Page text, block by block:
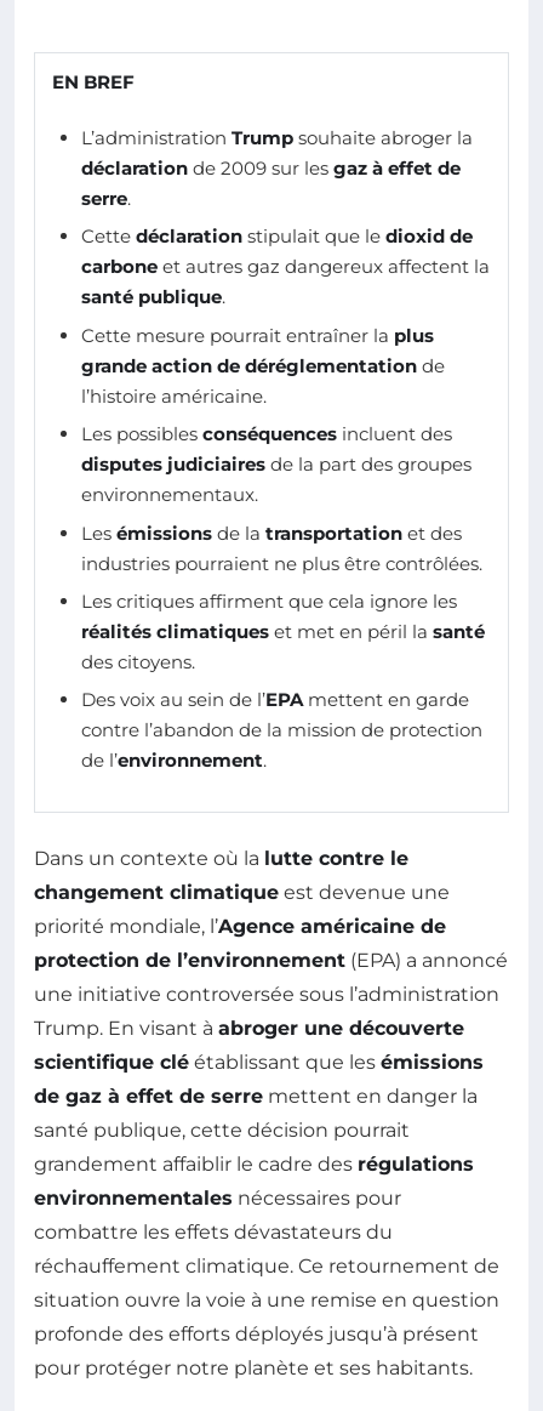
EN BREF
L’administration Trump souhaite abroger la
déclaration de 2009 sur les gaz à effet de
serre.
Cette déclaration stipulait que le dioxid de
carbone et autres gaz dangereux affectent la
santé publique.
Cette mesure pourrait entraîner la plus
grande action de déréglementation de
l’histoire américaine.
Les possibles conséquences incluent des
disputes judiciaires de la part des groupes
environnementaux.
Les émissions de la transportation et des
industries pourraient ne plus être contrôlées.
Les critiques affirment que cela ignore les
réalités climatiques et met en péril la santé
des citoyens.
Des voix au sein de l’EPAmettent en garde
contre l’abandon de la mission de protection
de l’environnement.
Dans un contexte où la lutte contre le
changement climatique est devenue une
priorité mondiale, l’Agence américaine de
protection de l’environnement (EPA) a annoncé
une initiative controversée sous l’administration
Trump. En visant à abroger une découverte
scientifique clé établissant que les émissions
de gaz à effet de serre mettent en danger la
santé publique, cette décision pourrait
grandement affaiblir le cadre des régulations
environnementales nécessaires pour
combattre les effets dévastateurs du
réchauffement climatique. Ce retournement de
situation ouvre la voie à une remise en question
profonde des efforts déployés jusqu’à présent
pour protéger notre planète et ses habitants.